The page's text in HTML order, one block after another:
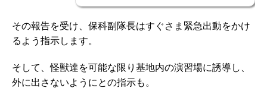
その報告を受け、保科副隊長はすぐさま緊急出動をかけ
るよう指示します。
そして、怪獣達を可能な限り基地内の演習場に誘導し、
外に出さないようにとの指示も。